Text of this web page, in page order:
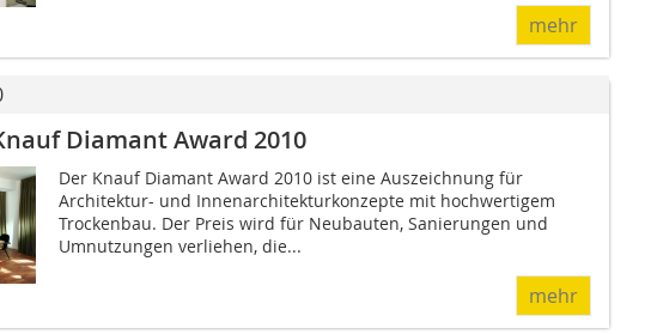
mehr
Diamant Award 2010
Der Knauf Diamant Award 2010 ist eine Auszeichnung für
Architektur- und Innenarchitekturkonzepte mit hochwertigem
Trockenbau. Der Preis wird für Neubauten, Sanierungen und
Umnutzungen verliehen, die...
mehr